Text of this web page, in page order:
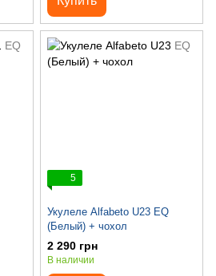
5
Укулеле Alfabeto U23 EQ
(Белый) + чохол
2 290 грн
В наличии